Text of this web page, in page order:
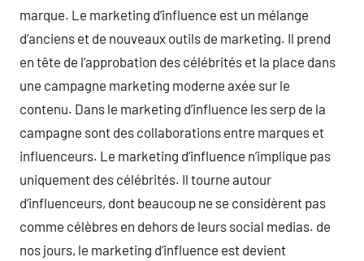
marque. Le marketing d’influence est un mélange
d’anciens et de nouveaux outils de marketing. Il prend
en tête de l’approbation des célébrités et la place dans
une campagne marketing moderne axée sur le
contenu. Dans le marketing d’influence les serp de la
campagne sont des collaborations entre marques et
influenceurs. Le marketing d’influence n’implique pas
uniquement des célébrités. Il tourne autour
d’influenceurs, dont beaucoup ne se considèrent pas
comme célèbres en dehors de leurs social medias. de
nos jours, le marketing d’influence est devient